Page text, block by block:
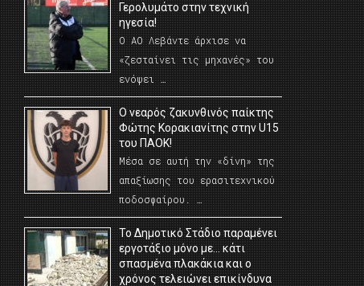
Γερολυμάτο στην τεχνική
ηγεσία!
Ο ΑΟ Λεβάντε άρχισε να
«ζεσταίνει τις μηχανές» του
ενόψει …
O νεαρός ζακυνθινός παίκτης
Φώτης Κορακιανίτης στην U15
του ΠΑΟΚ!
Μέσα σε αυτή την «δίνη» της
απαξίωσης του ερασιτεχνικού
ποδοσφαίρου. …
Το Δημοτικό Στάδιο παραμένει
εργοτάξιο μόνο με… κάτι
σπασμένα πλακάκια και ο
χρόνος τελειώνει επικίνδυνα